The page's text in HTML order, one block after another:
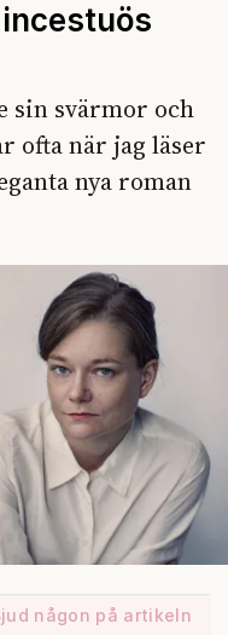
sin svärmor och
ofta när jag läser
nya roman
någon på artikeln